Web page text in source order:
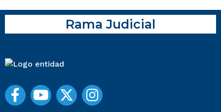
Rama Judicial